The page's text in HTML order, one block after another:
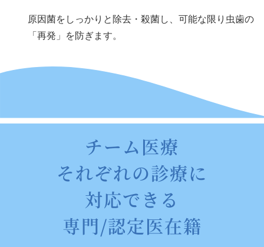
原因菌をしっかりと除去・殺菌し、可能な限り虫歯の
「再発」を防ぎます。
チーム医療
それぞれの診療に
対応できる
専門/認定医在籍